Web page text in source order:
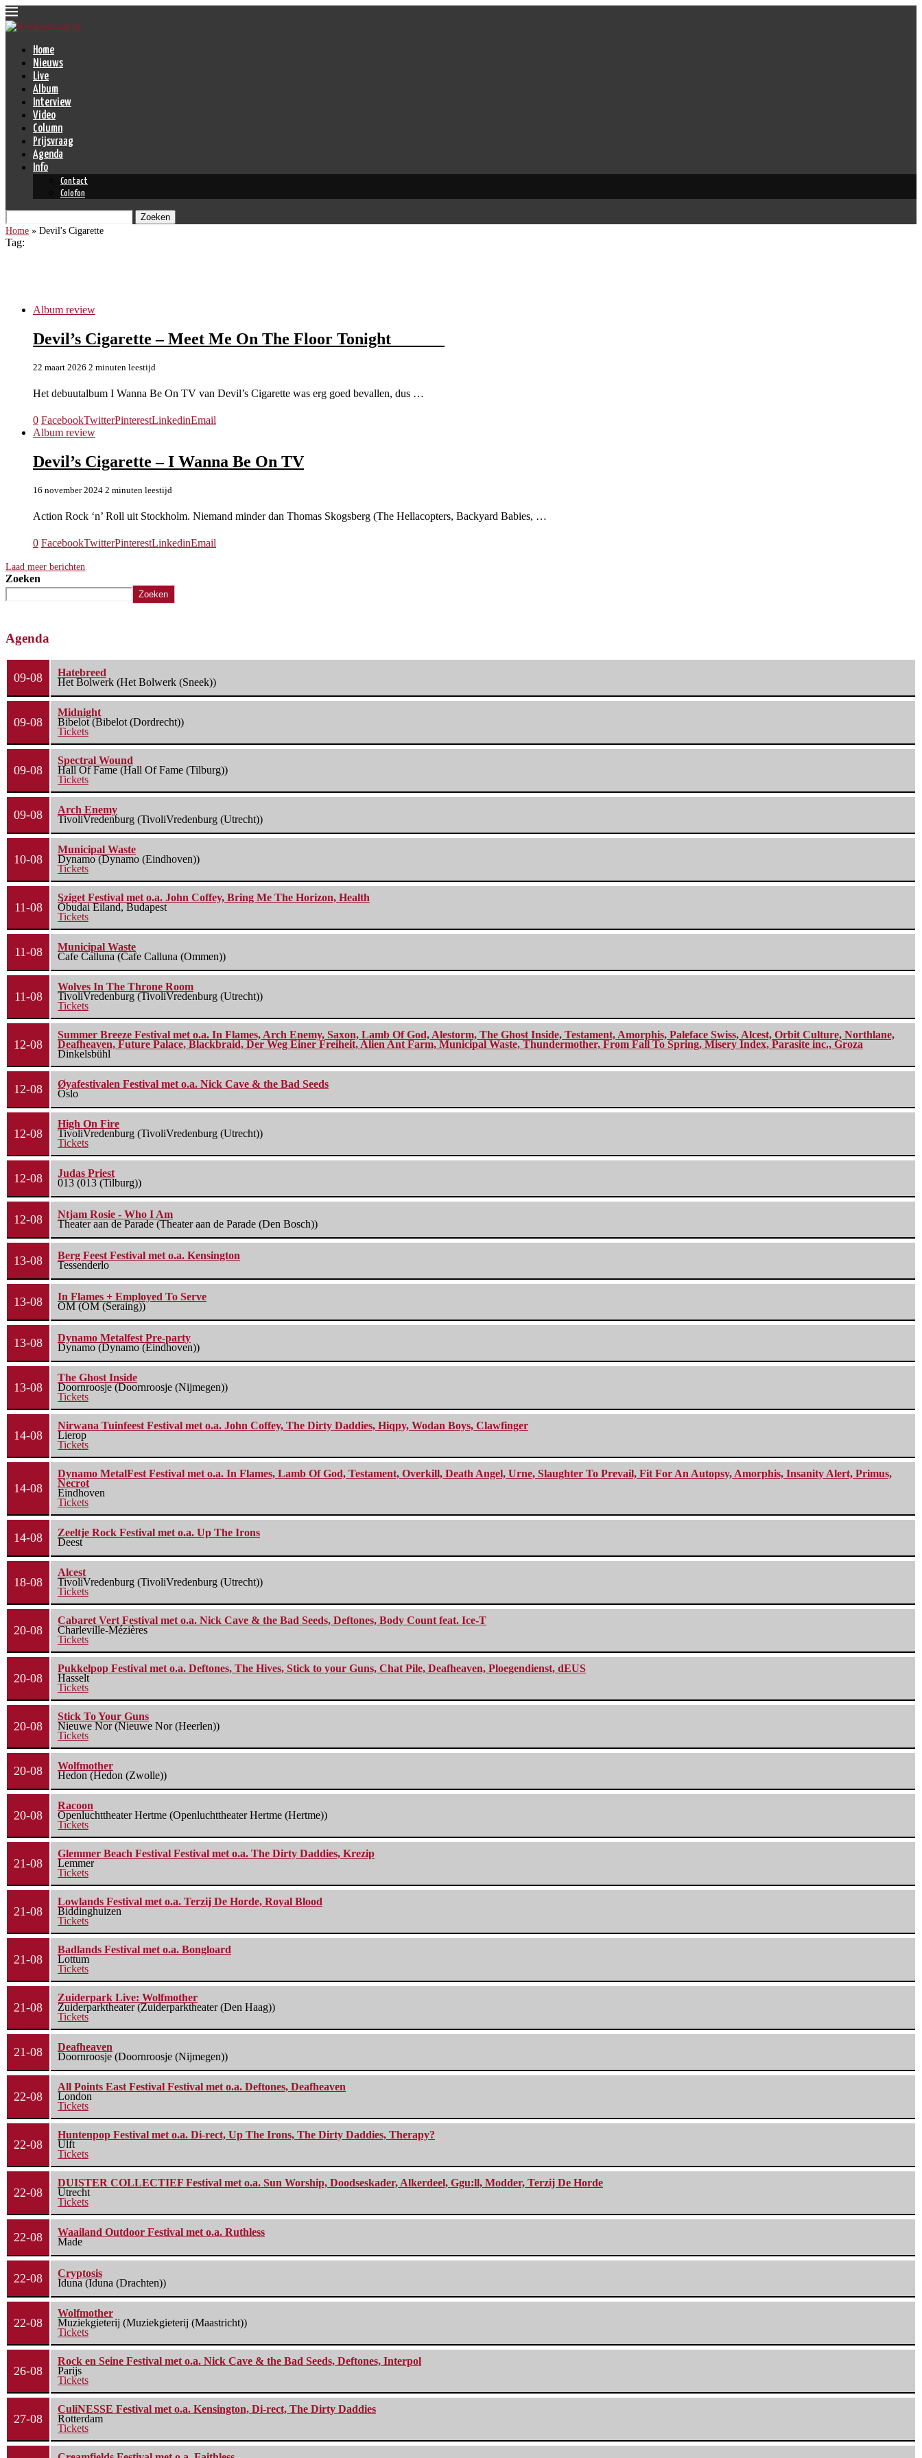
Home
Nieuws
Live
Album
Interview
Video
Column
Prijsvraag
Agenda
Info
Contact
Colofon
Zoeken
Home » Devil's Cigarette
Tag:
Album review
Devil’s Cigarette – Meet Me On The Floor Tonight
22 maart 2026 2 minuten leestijd
Het debuutalbum I Wanna Be On TV van Devil’s Cigarette was erg goed bevallen, dus …
0 FacebookTwitterPinterestLinkedinEmail
Album review
Devil’s Cigarette – I Wanna Be On TV
16 november 2024 2 minuten leestijd
Action Rock ‘n’ Roll uit Stockholm. Niemand minder dan Thomas Skogsberg (The Hellacopters, Backyard Babies, …
0 FacebookTwitterPinterestLinkedinEmail
Laad meer berichten
Zoeken
Zoeken
Agenda
09-08
Hatebreed
Het Bolwerk (Het Bolwerk (Sneek))
09-08
Midnight
Bibelot (Bibelot (Dordrecht))
Tickets
09-08
Spectral Wound
Hall Of Fame (Hall Of Fame (Tilburg))
Tickets
09-08
Arch Enemy
TivoliVredenburg (TivoliVredenburg (Utrecht))
10-08
Municipal Waste
Dynamo (Dynamo (Eindhoven))
Tickets
11-08
Sziget Festival met o.a. John Coffey, Bring Me The Horizon, Health
Óbudai Eiland, Budapest
Tickets
11-08
Municipal Waste
Cafe Calluna (Cafe Calluna (Ommen))
11-08
Wolves In The Throne Room
TivoliVredenburg (TivoliVredenburg (Utrecht))
Tickets
12-08
Summer Breeze Festival met o.a. In Flames, Arch Enemy, Saxon, Lamb Of God, Alestorm, The Ghost Inside, Testament, Amorphis, Paleface Swiss, Alcest, Orbit Culture, Northlane,
Deafheaven, Future Palace, Blackbraid, Der Weg Einer Freiheit, Alien Ant Farm, Municipal Waste, Thundermother, From Fall To Spring, Misery Index, Parasite inc., Groza
Dinkelsbühl
12-08
Øyafestivalen Festival met o.a. Nick Cave & the Bad Seeds
Oslo
12-08
High On Fire
TivoliVredenburg (TivoliVredenburg (Utrecht))
Tickets
12-08
Judas Priest
013 (013 (Tilburg))
12-08
Ntjam Rosie - Who I Am
Theater aan de Parade (Theater aan de Parade (Den Bosch))
13-08
Berg Feest Festival met o.a. Kensington
Tessenderlo
13-08
In Flames + Employed To Serve
OM (OM (Seraing))
13-08
Dynamo Metalfest Pre-party
Dynamo (Dynamo (Eindhoven))
13-08
The Ghost Inside
Doornroosje (Doornroosje (Nijmegen))
Tickets
14-08
Nirwana Tuinfeest Festival met o.a. John Coffey, The Dirty Daddies, Hiqpy, Wodan Boys, Clawfinger
Lierop
Tickets
14-08
Dynamo MetalFest Festival met o.a. In Flames, Lamb Of God, Testament, Overkill, Death Angel, Urne, Slaughter To Prevail, Fit For An Autopsy, Amorphis, Insanity Alert, Primus,
Necrot
Eindhoven
Tickets
14-08
Zeeltje Rock Festival met o.a. Up The Irons
Deest
18-08
Alcest
TivoliVredenburg (TivoliVredenburg (Utrecht))
Tickets
20-08
Cabaret Vert Festival met o.a. Nick Cave & the Bad Seeds, Deftones, Body Count feat. Ice-T
Charleville-Mézières
Tickets
20-08
Pukkelpop Festival met o.a. Deftones, The Hives, Stick to your Guns, Chat Pile, Deafheaven, Ploegendienst, dEUS
Hasselt
Tickets
20-08
Stick To Your Guns
Nieuwe Nor (Nieuwe Nor (Heerlen))
Tickets
20-08
Wolfmother
Hedon (Hedon (Zwolle))
20-08
Racoon
Openluchttheater Hertme (Openluchttheater Hertme (Hertme))
Tickets
21-08
Glemmer Beach Festival Festival met o.a. The Dirty Daddies, Krezip
Lemmer
Tickets
21-08
Lowlands Festival met o.a. Terzij De Horde, Royal Blood
Biddinghuizen
Tickets
21-08
Badlands Festival met o.a. Bongloard
Lottum
Tickets
21-08
Zuiderpark Live: Wolfmother
Zuiderparktheater (Zuiderparktheater (Den Haag))
Tickets
21-08
Deafheaven
Doornroosje (Doornroosje (Nijmegen))
22-08
All Points East Festival Festival met o.a. Deftones, Deafheaven
London
Tickets
22-08
Huntenpop Festival met o.a. Di-rect, Up The Irons, The Dirty Daddies, Therapy?
Ulft
Tickets
22-08
DUISTER COLLECTIEF Festival met o.a. Sun Worship, Doodseskader, Alkerdeel, Ggu:ll, Modder, Terzij De Horde
Utrecht
Tickets
22-08
Waailand Outdoor Festival met o.a. Ruthless
Made
22-08
Cryptosis
Iduna (Iduna (Drachten))
22-08
Wolfmother
Muziekgieterij (Muziekgieterij (Maastricht))
Tickets
26-08
Rock en Seine Festival met o.a. Nick Cave & the Bad Seeds, Deftones, Interpol
Parijs
Tickets
27-08
CuliNESSE Festival met o.a. Kensington, Di-rect, The Dirty Daddies
Rotterdam
Tickets